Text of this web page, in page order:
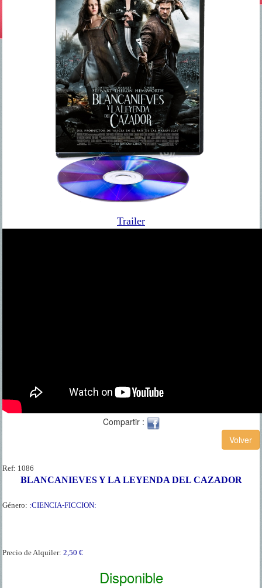
Trailer
Compartir :
Ref: 1086
BLANCANIEVES Y LA LEYENDA DEL CAZADOR
Género: :CIENCIA-FICCION:
Precio de Alquiler:2,50 €
Disponible